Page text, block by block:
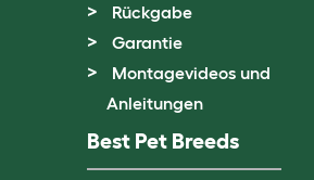
Rückgabe
Garantie
Montagevideos und
Anleitungen
Best Pet Breeds